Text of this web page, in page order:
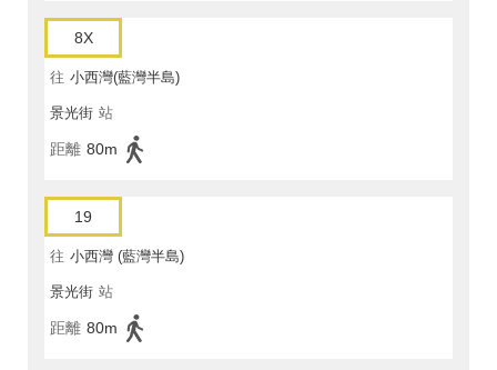
8X
往 小西灣(藍灣半島)
景光街 站
距離 80m
19
往 小西灣 (藍灣半島)
景光街 站
距離 80m